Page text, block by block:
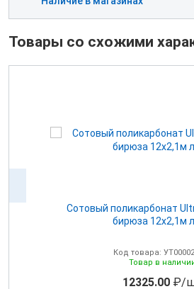
Товары со схожими
Сотовый поликарбонат Ultramarin 10 мм
бирюза 12х2,1м
Код товара:
Товар в
12325.00₽/